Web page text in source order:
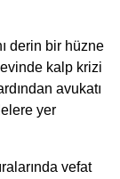
derin bir hüzne
kalp krizi
avukatı
yer
vefat